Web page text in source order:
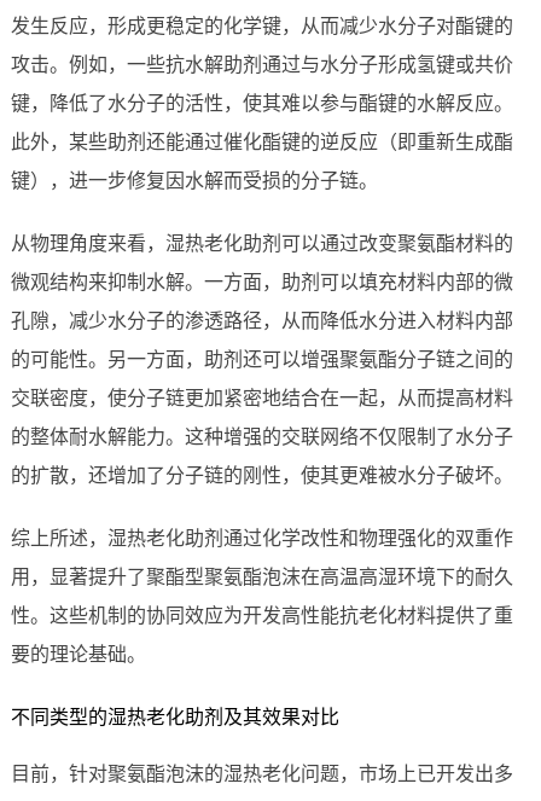
发生反应，形成更稳定的化学键，从而减少水分子对酯键的
攻击。例如，一些抗水解助剂通过与水分子形成氢键或共价
键，降低了水分子的活性，使其难以参与酯键的水解反应。
此外，某些助剂还能通过催化酯键的逆反应（即重新生成酯
键），进一步修复因水解而受损的分子链。
从物理角度来看，湿热老化助剂可以通过改变聚氨酯材料的
微观结构来抑制水解。一方面，助剂可以填充材料内部的微
孔隙，减少水分子的渗透路径，从而降低水分进入材料内部
的可能性。另一方面，助剂还可以增强聚氨酯分子链之间的
交联密度，使分子链更加紧密地结合在一起，从而提高材料
的整体耐水解能力。这种增强的交联网络不仅限制了水分子
的扩散，还增加了分子链的刚性，使其更难被水分子破坏。
综上所述，湿热老化助剂通过化学改性和物理强化的双重作
用，显著提升了聚酯型聚氨酯泡沫在高温高湿环境下的耐久
性。这些机制的协同效应为开发高性能抗老化材料提供了重
要的理论基础。
不同类型的湿热老化助剂及其效果对比
目前，针对聚氨酯泡沫的湿热老化问题，市场上已开发出多